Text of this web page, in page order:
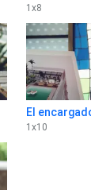
1 x8
El
1 x10